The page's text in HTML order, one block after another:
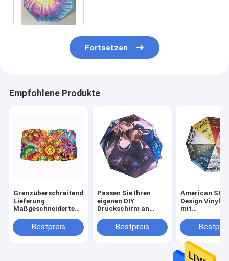
Fortsetzen
Empfohlene Produkte
Grenzüberschreitende
Lieferung
Maßgeschneiderte
Material Fahrzeug
Sonnenschirm mit
Bestpreis
Passen Sie Ihren
eigenen DIY
Druckschirm an
Mindestbestellungen
Gummibeschichteter
Bestpreis
American
Design Vinyl
mit
Farbe und
gestaltetes